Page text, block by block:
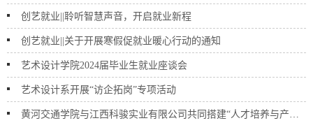
创艺就业||聆听智慧声音，开启就业新程
创艺就业||关于开展寒假促就业暖心行动的通知
艺术设计学院2024届毕业生就业座谈会
艺术设计系开展“访企拓岗”专项活动
黄河交通学院与江西科骏实业有限公司共同搭建“人才培养与产学研合作基地”暨揭牌仪式